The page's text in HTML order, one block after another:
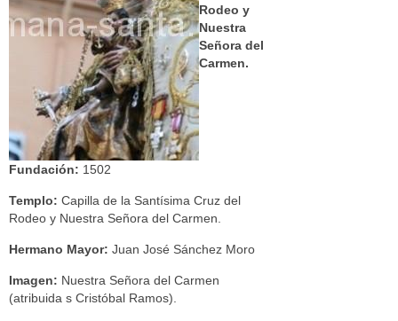
Rodeo y
Nuestra
Señora del
Carmen.
Fundación: 1502
Templo: Capilla de la Santísima Cruz del
Rodeo y Nuestra Señora del Carmen.
Hermano Mayor: Juan José Sánchez Moro
Imagen: Nuestra Señora del Carmen
(atribuida s Cristóbal Ramos).